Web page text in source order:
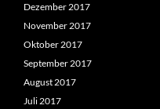
Dezember 2017
November 2017
Oktober 2017
September 2017
August 2017
Juli 2017